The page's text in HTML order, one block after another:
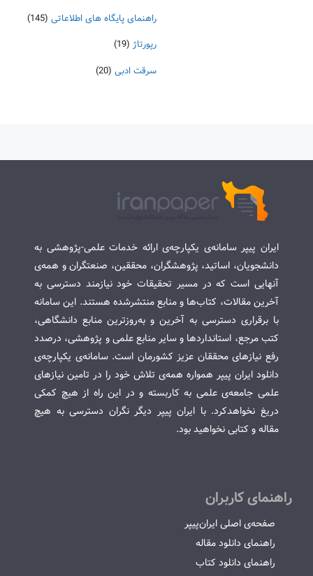
راهنمای پایگاه های اطلاعاتی (145)
رپورتاژ (19)
سرقت ادبی (20)
ایران پیپر سامانه‌ی یکپارچه‌ی ارائه خدمات علمی-پژوهشی به
دانشجویان، اساتید، پژوهشگران، محققین، صنعتگران و همه‌ی
آنهایی است که در مسیر تحقیقات خود نیازمند دسترسی به
آخرین مقالات، کتاب‌ها و منابع منتشرشده هستند. این سامانه
با برقراری دسترسی به آخرین و به‌روزترین منابع دانشگاهی،
کتب مرجع، استانداردها و سایر منابع علمی و پژوهشی، درصدد
رفع نیازهای محققان عزیز کشورمان است. سامانه‌ی یکپارچه‌ی
دانلود ایران پیپر همواره همه‌ی تلاش خود را در تامین نیازهای
علمی جامعه‌ی علمی به کاربسته و در این راه از هیچ کمکی
دریغ نخواهدکرد. با ایران پیپر دیگر نگران دسترسی به هیچ
مقاله و کتابی نخواهید بود.
راهنمای کاربران
صفحه‌ی اصلی ایران‌پیپر
راهنمای دانلود مقاله
راهنمای دانلود کتاب